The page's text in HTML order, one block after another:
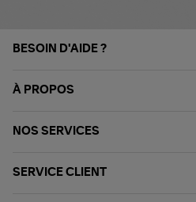
BESOIN D'AIDE ?
À PROPOS
NOS SERVICES
SERVICE CLIENT